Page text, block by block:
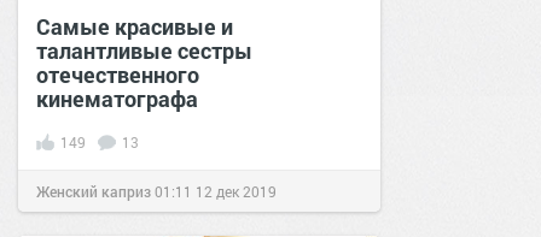
Самые красивые и
талантливые сестры
отечественного
кинематографа
149 13
Женский каприз01:11 12 дек 2019